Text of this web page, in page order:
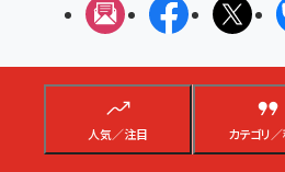
人気／注目 カテゴリ
メルマガFacebookX(
お問い合わせ
プライバシーポリシー